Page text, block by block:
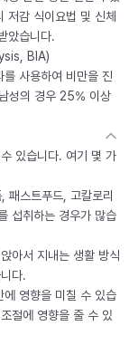
저감 식이요법 및 신체
았습니다.
BIA)
사용하여 비만을 진
성의 경우 25% 이상
있습니다. 여기 몇 가
패스트푸드, 고칼로리
섭취하는 경우가 많습
아서 지내는 생활 방식
다.
영향을 미칠 수 있습
절에 영향을 줄 수 있